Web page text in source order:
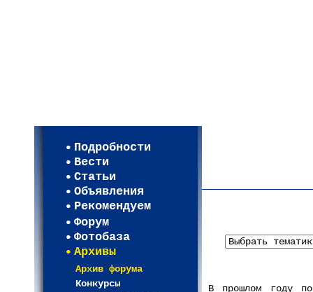
Подробности
Вести
Статьи
Объявления
Рекомендуем
Форум
Фотобаза
Архивы
Архив форума
Конкурсы
В прошлом году